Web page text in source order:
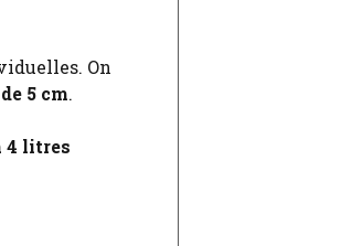
On
5 cm.
4 litres